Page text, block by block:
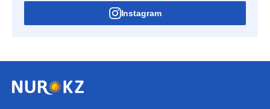
Instagram